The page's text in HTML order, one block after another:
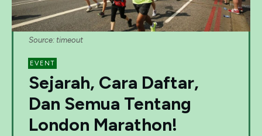
Source: timeout
EVENT
Sejarah, Cara Daftar,
Dan Semua Tentang
London Marathon!